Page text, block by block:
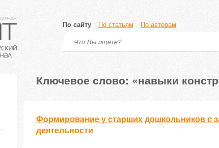
По сайту По статьям По авторам
Ключевое слово: «навыки
Формирование у старших дошкольников с
деятельности